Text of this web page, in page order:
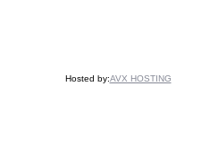
Hosted by:AVX HOSTING